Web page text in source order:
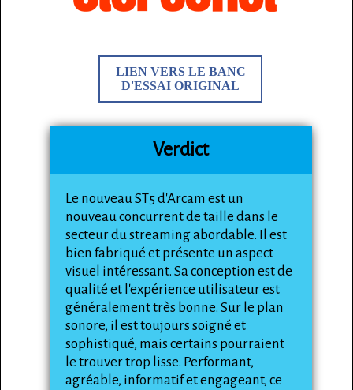
LIEN VERS LE BANC
D'ESSAI ORIGINAL
Verdict
Le nouveau ST5 d'Arcam est un
nouveau concurrent de taille dans le
secteur du streaming abordable. Il est
bien fabriqué et présente un aspect
visuel intéressant. Sa conception est de
qualité et l'expérience utilisateur est
généralement très bonne. Sur le plan
sonore, il est toujours soigné et
sophistiqué, mais certains pourraient
le trouver trop lisse. Performant,
agréable, informatif et engageant, ce